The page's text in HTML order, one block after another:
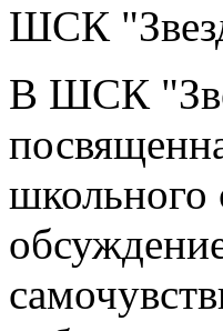
ШСК
В ШСК
школьного